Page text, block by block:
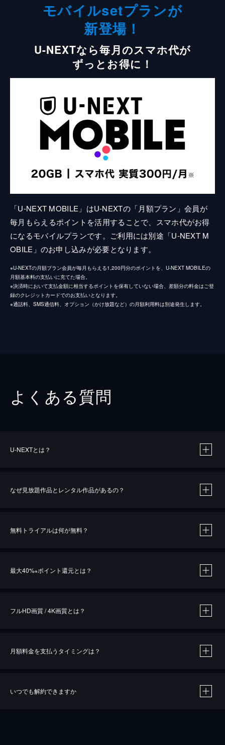
モバイルsetプランが
新登場！
U-NEXTなら毎月のスマホ代が
ずっとお得に！
「U-NEXT MOBILE」はU-NEXTの「月額プラン」会員が
毎月もらえるポイントを活用することで、スマホ代がお得
になるモバイルプランです。ご利用には別途「U-NEXT M
OBILE」のお申し込みが必要となります。
※U-NEXTの月額プラン会員が毎月もらえる1,200円分のポイントを、U-NEXT MOBILEの
月額基本料の支払いに充てた場合。
※決済時において支払金額に相当するポイントを保有していない場合、差額分の料金はご登
録のクレジットカードでのお支払いとなります。
※通話料、SMS通信料、オプション（かけ放題など）の月額利用料は別途発生します。
よくある質問
U-NEXTとは？
なぜ見放題作品とレンタル作品があるの？
無料トライアルは何が無料？
最大40%※ポイント還元とは？
※40％ポイント還元の対象は、クレジットカード決済による作品の購入 / レンタルです。
iOSアプリのUコイン決済による作品の購入 / レンタルは、20％のポイント還元です。
フルHD画質 / 4K画質とは？
月額料金を支払うタイミングは？
いつでも解約できますか